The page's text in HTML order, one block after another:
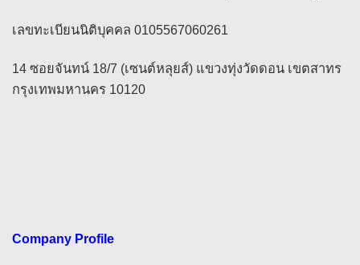
เลขทะเบียนนิติบุคคล 0105567060261
14 ซอยจันทน์ 18/7 (เซนต์หลุยส์) แขวงทุ่งวัดดอน เขตสาทร
กรุงเทพมหานคร 10120
Company Profile